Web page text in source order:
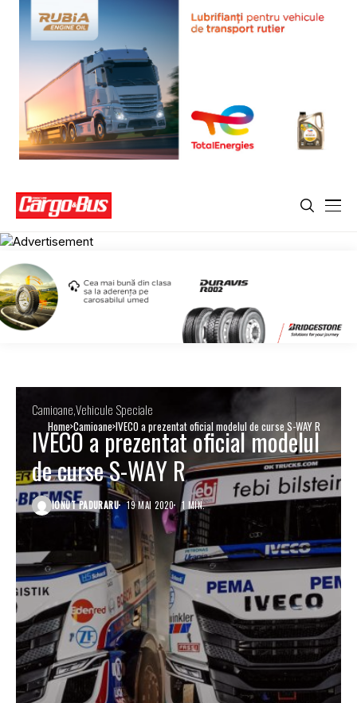
Home Camioane IVECO a prezentat oficial modelul de curse S-WAY R
CamioaneVehicule Speciale
IVECO a prezentat oficial modelul
de curse S-WAY R
IONUT PADURARU 19 MAI 2020 1 MIN.